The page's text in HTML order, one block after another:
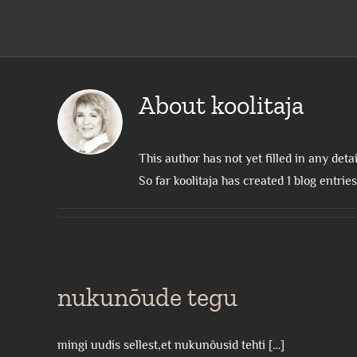
Aboutkoolitaja
This author has not yet filled in any
So far koolitaja has created 1 blog
nukunõude tegu
mingi uudis sellest,et nukunõusid tehti […]